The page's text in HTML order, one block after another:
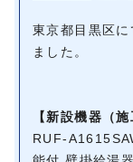
東京都目黒区
ました。
【新設機器（施
RUF-